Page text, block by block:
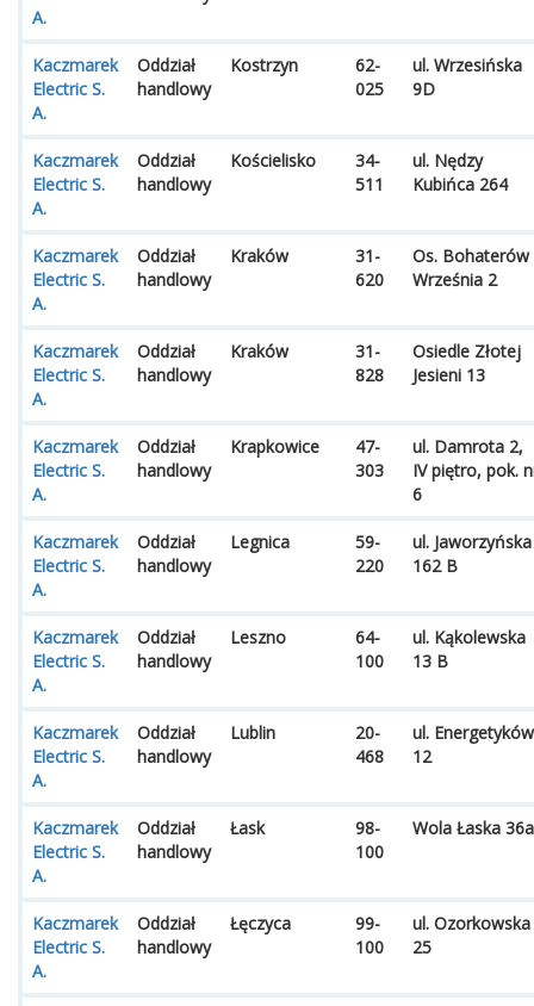
A.
Kaczmarek
Electric S.
A.
Oddział
handlowy
Kostrzyn
62-
025
ul. Wrzesińska
9D
Kaczmarek
Electric S.
A.
Oddział
handlowy
Kościelisko
34-
511
ul. Nędzy
Kubińca 264
Kaczmarek
Electric S.
A.
Oddział
handlowy
Kraków
31-
620
Os. Bohaterów
Września 2
Kaczmarek
Electric S.
A.
Oddział
handlowy
Kraków
31-
828
Osiedle Złotej
Jesieni 13
Kaczmarek
Electric S.
A.
Oddział
handlowy
Krapkowice
47-
303
ul. Damrota 2,
IV piętro, pok.
6
Kaczmarek
Electric S.
A.
Oddział
handlowy
Legnica
59-
220
ul. Jaworzyńska
162 B
Kaczmarek
Electric S.
A.
Oddział
handlowy
Leszno
64-
100
ul. Kąkolewska
13 B
Kaczmarek
Electric S.
A.
Oddział
handlowy
Lublin
20-
468
ul. Energetyków
12
Kaczmarek
Electric S.
A.
Oddział
handlowy
Łask
98-
100
Wola Łaska 36a
Kaczmarek
Electric S.
A.
Oddział
handlowy
Łęczyca
99-
100
ul. Ozorkowska
25